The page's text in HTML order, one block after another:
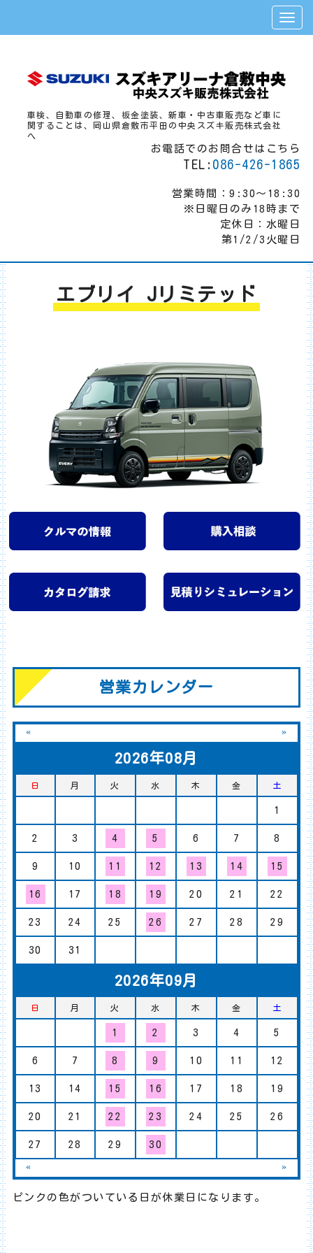
車検、自動車の修理、板金塗装、新車・中古車販売など車に
関することは、岡山県倉敷市平田の中央スズキ販売株式会社
へ
お電話でのお問合せはこちら
TEL: 086-426-1865
営業時間：9:30～18:30
※日曜日のみ18時まで
定休日：水曜日
第1/2/3火曜日
エブリイ Jリミテッド
営業カレンダー
« »
2026年08月
日 月 火 水 木 金 土
1
2 3 4 5 6 7 8
9 10 11 12 13 14 15
16 17 18 19 20 21 22
23 24 25 26 27 28 29
30 31
2026年09月
日 月 火 水 木 金 土
1 2 3 4 5
6 7 8 9 10 11 12
13 14 15 16 17 18 19
20 21 22 23 24 25 26
27 28 29 30
« »
ピンクの色がついている日が休業日になります。